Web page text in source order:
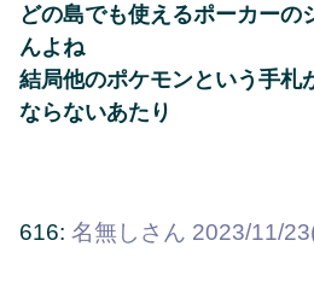
どの島でも使えるポーカーの
んよね
結局他のポケモンという手札
ならないあたり
616: 名無しさん 2023/11/